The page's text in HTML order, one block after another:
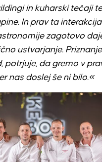
in kuharski tečaji
In prav ta
zagotovo
ustvarjanje.
potrjuje, da gremo v
nas doslej še ni bilo.«